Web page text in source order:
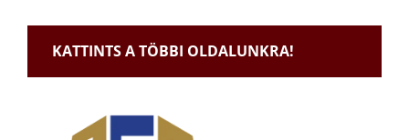
KATTINTS A TÖBBI OLDALUNKRA!